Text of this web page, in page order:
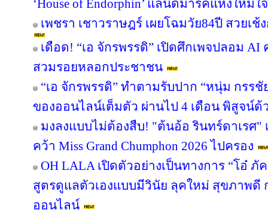
‘House of Endorphin’ แลนด์มาร์คแห่งใหม่
เพชรา เชาวราษฎร์ เผยโฉมวัย84ปี สวยเ
เดือด! “เอ จักรพรรดิ” เปิดศึกเพจปลอม
สวมรอยหลอกประชาชน
“เอ จักรพรรดิ” ทำตามรับปาก “หนุ่ม กรร
ของออนไลน์เต็มตัว ผ่านไป 4 เดือน พิสูจน์ด้
มงลงแบบไม่ต้องสืบ! "ต้นอ้อ รินทร์ดาเรศ"
คว้า Miss Grand Chumphon 2026 ไปครอง
OH LALA เปิดตัวอย่างเป็นทางการ “โอ๋
สูตรดูแลตัวเองแบบมีวินัย ลุคใหม่ สุขภาพดี
ออนไลน์